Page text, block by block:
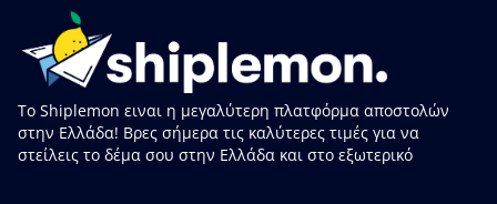
Το Shiplemon ειναι η μεγαλύτερη πλατφόρμα αποστολών
στην Ελλάδα! Βρες σήμερα τις καλύτερες τιμές για να
στείλεις το δέμα σου στην Ελλάδα και στο εξωτερικό